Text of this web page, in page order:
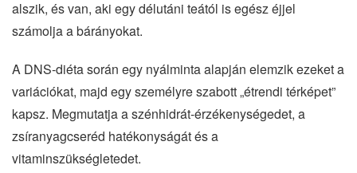
alszik, és van, aki egy délutáni teától is egész éjjel
számolja a bárányokat.
A DNS-diéta során egy nyálminta alapján elemzik ezeket a
variációkat, majd egy személyre szabott „étrendi térképet”
kapsz. Megmutatja a szénhidrát-érzékenységedet, a
zsíranyagcseréd hatékonyságát és a
vitaminszükségletedet.